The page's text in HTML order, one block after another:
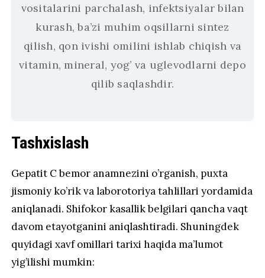
vositalarini parchalash, infektsiyalar bilan
kurash, ba’zi muhim oqsillarni sintez
qilish, qon ivishi omilini ishlab chiqish va
vitamin, mineral, yog’ va uglevodlarni depo
qilib saqlashdir.
Tashxislash
Gepatit C bemor anamnezini o’rganish, puxta
jismoniy ko’rik va laborotoriya tahlillari yordamida
aniqlanadi. Shifokor kasallik belgilari qancha vaqt
davom etayotganini aniqlashtiradi. Shuningdek
quyidagi xavf omillari tarixi haqida ma’lumot
yig’ilishi mumkin: